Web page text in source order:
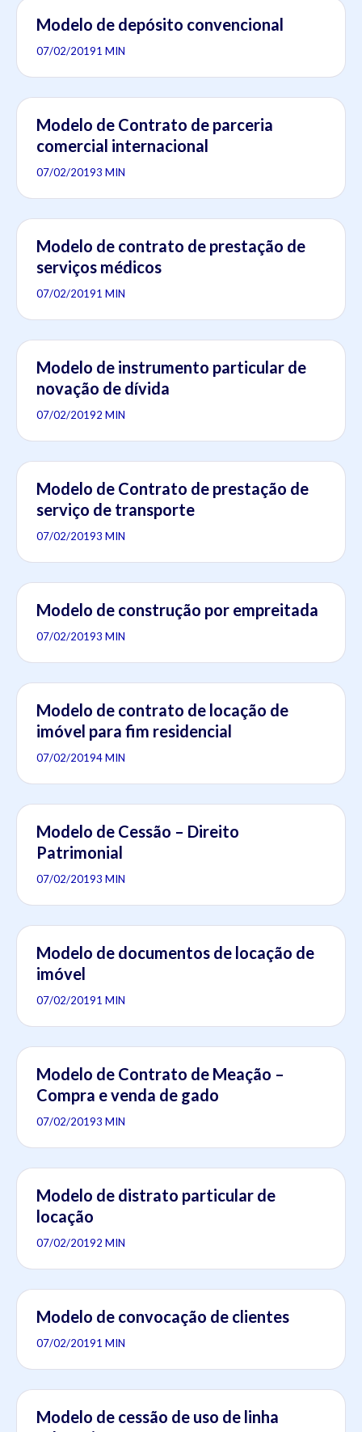
Modelo de depósito convencional
07/02/20191 MIN
Modelo de Contrato de parceria
comercial internacional
07/02/20193 MIN
Modelo de contrato de prestação de
serviços médicos
07/02/20191 MIN
Modelo de instrumento particular de
novação de dívida
07/02/20192 MIN
Modelo de Contrato de prestação de
serviço de transporte
07/02/20193 MIN
Modelo de construção por empreitada
07/02/20193 MIN
Modelo de contrato de locação de
imóvel para fim residencial
07/02/20194 MIN
Modelo de Cessão – Direito
Patrimonial
07/02/20193 MIN
Modelo de documentos de locação de
imóvel
07/02/20191 MIN
Modelo de Contrato de Meação –
Compra e venda de gado
07/02/20193 MIN
Modelo de distrato particular de
locação
07/02/20192 MIN
Modelo de convocação de clientes
07/02/20191 MIN
Modelo de cessão de uso de linha